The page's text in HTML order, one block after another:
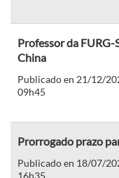
Professor da FURG-
China
Publicado en 21/12/
09h45
Prorrogado prazo
Publicado en 18/07/
16h35